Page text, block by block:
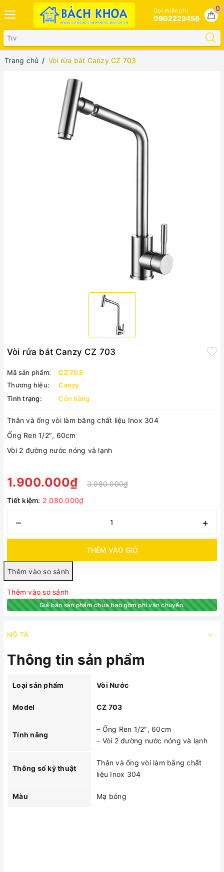
0
Gọi miễn phí
0902223456
Trang chủ Vòi rửa bát Canzy CZ 703
Vòi rửa bát Canzy CZ 703
Mã sản phẩm:
CZ 703
Thương hiệu:
Canzy
Tình trạng:
Còn hàng
Thân và ống vòi làm bằng chất liệu Inox 304
Ống Ren 1/2″, 60cm
Vòi 2 đường nước nóng và lạnh
1.900.000₫
3.980.000₫
Tiết kiệm: 2.080.000₫
– +
THÊM VÀO GIỎ
Thêm vào so sánh
Giá bán sản phẩm chưa bao gồm phí vận chuyển.
MÔ TẢ
Thông tin sản phẩm
Loại sản phẩm Vòi Nước
Model CZ 703
Tính năng
– Ống Ren 1/2″, 60cm
– Vòi 2 đường nước nóng và lạnh
Thông số kỹ thuật
Thân và ống vòi làm bằng chất
liệu Inox 304
Màu Mạ bóng